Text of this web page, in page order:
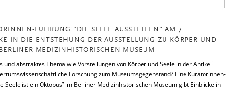
FÜHRUNG “DIE SEELE AUSSTELLEN” AM 7.
IN DIE ENTSTEHUNG DER AUSSTELLUNG ZU KÖRPER UND
MEDIZINHISTORISCHEN MUSEUM
und abstraktes Thema wie Vorstellungen von Körper und Seele in der Antike
Forschung zum Museumsgegenstand? Eine Kuratorinnen-
Seele ist ein Oktopus” im Berliner Medizinhistorischen Museum gibt Einblicke in